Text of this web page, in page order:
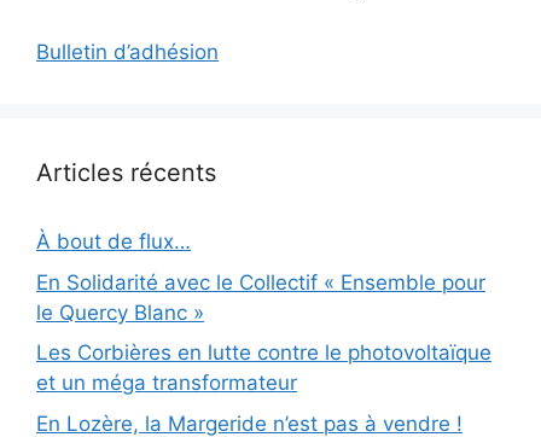
Bulletin d’adhésion
Articles récents
À bout de flux…
En Solidarité avec le Collectif « Ensemble pour
le Quercy Blanc »
Les Corbières en lutte contre le photovoltaïque
et un méga transformateur
En Lozère, la Margeride n’est pas à vendre !